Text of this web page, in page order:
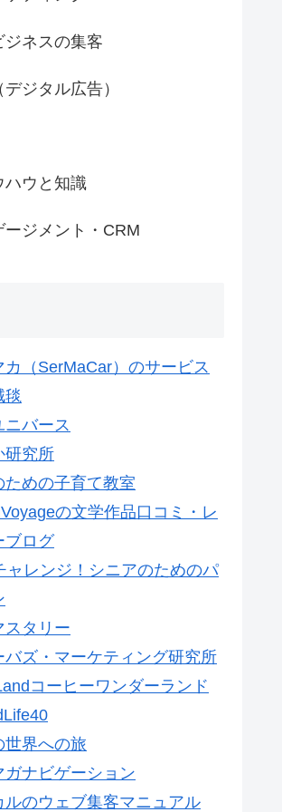
ジネスの集客
ジタル広告）
ハウと知識
ージメント・CRM
カ（SerMaCar）のサービス
毯
ニバース
研究所
ための子育て教室
の文学作品口コミ・レ
ブログ
ャレンジ！シニアのためのパ
スタリー
バズ・マーケティング研究所
コーヒーワンダーランド
世界への旅
ガナビゲーション
ルのウェブ集客マニュアル